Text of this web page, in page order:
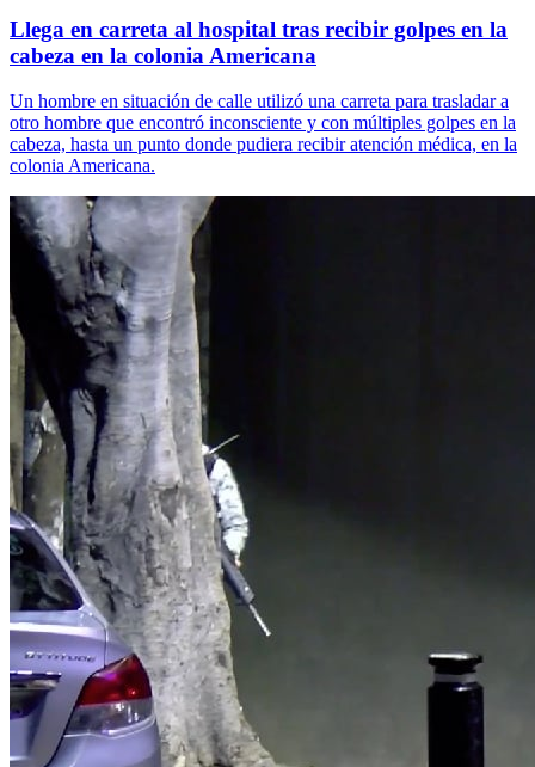
Llega en carreta al hospital tras recibir golpes en la
cabeza en la colonia Americana
Un hombre en situación de calle utilizó una carreta para trasladar a
otro hombre que encontró inconsciente y con múltiples golpes en la
cabeza, hasta un punto donde pudiera recibir atención médica, en la
colonia Americana.